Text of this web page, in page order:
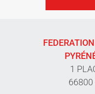
1
66800